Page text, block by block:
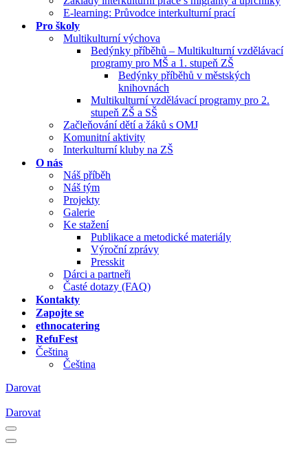
E-learning: Průvodce interkulturní prací
Pro školy
Multikulturní výchova
Bedýnky příběhů – Multikulturní vzdělávací
programy pro MŠ a 1. stupeň ZŠ
Bedýnky příběhů v městských
knihovnách
Multikulturní vzdělávací programy pro 2.
stupeň ZŠ a SŠ
Začleňování dětí a žáků s OMJ
Komunitní aktivity
Interkulturní kluby na ZŠ
O nás
Náš příběh
Náš tým
Projekty
Galerie
Ke stažení
Publikace a metodické materiály
Výroční zprávy
Presskit
Dárci a partneři
Časté dotazy (FAQ)
Kontakty
Zapojte se
ethnocatering
RefuFest
Čeština
Čeština
Darovat
Darovat
Navigační
menu
Navigační